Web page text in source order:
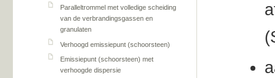
Paralleltrommel met volledige scheiding
van de verbrandingsgassen en
granulaten
Verhoogd emissiepunt (schoorsteen)
Emissiepunt (schoorsteen) met
verhoogde dispersie